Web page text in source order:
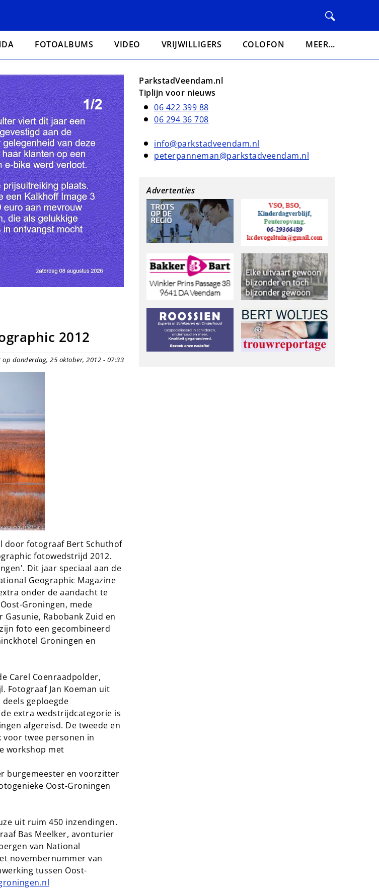
FOTOALBUMS VIDEO VRIJWILLIGERS COLOFON MEER...
2012
op donderdag, 25 oktober, 2012 - 07:33
door fotograaf Bert Schuthof
fotowedstrijd 2012.
Dit jaar speciaal aan de
Geographic Magazine
onder de aandacht te
Groningen, mede
Rabobank Zuid en
foto een gecombineerd
Groningen en
Carel Coenraadpolder,
Fotograaf Jan Koeman uit
geploegde
extra wedstrijdcategorie is
afgereisd. De tweede en
twee personen in
workshop met
burgemeester en voorzitter
Oost-Groningen
uit ruim 450 inzendingen.
Bas Meelker, avonturier
van National
novembernummer van
tussen Oost-
ParkstadVeendam.nl
Tiplijn voor nieuws
06 422 399 88
06 294 36 708
info@parkstadveendam.nl
peterpanneman@parkstadveendam.nl
Advertenties